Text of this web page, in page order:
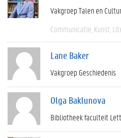
Vakgroep Talen en
Communicatie Kunst
Lane Baker
Vakgroep Geschiedenis
Olga Baklunova
Bibliotheek faculteit